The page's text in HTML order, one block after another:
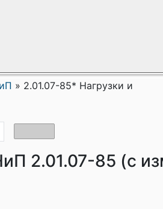
» 2.01.07-85* Нагрузки и
2.01.07-85 (с